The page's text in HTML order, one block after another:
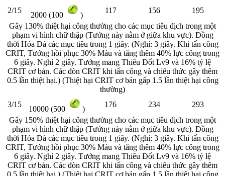
2/15
2000 (100 )
117 156
195
Gây 130% thiệt hại công thường cho các mục tiêu địch trong một
phạm vi hình chữ thập (Tướng này nằm ở giữa khu vực). Đồng
thời Hóa Đá các mục tiêu trong 1 giây. (Nghỉ: 3 giây. Khi tấn công
CRIT, Tướng hồi phục 30% Máu và tăng thêm 40% lực công trong
6 giây. Nghỉ 2 giây. Tướng mang Thiêu Đốt Lv9 và 16% tỷ lệ
CRIT cơ bản. Các đòn CRIT khi tấn công và chiêu thức gây thêm
0.5 lần thiệt hại.) (Thiệt hại CRIT cơ bản gấp 1.5 lần thiệt hại công
thường)
3/15
10000 (500 )
176 234
293
Gây 150% thiệt hại công thường cho các mục tiêu địch trong một
phạm vi hình chữ thập (Tướng này nằm ở giữa khu vực). Đồng
thời Hóa Đá các mục tiêu trong 1 giây. (Nghỉ: 3 giây. Khi tấn công
CRIT, Tướng hồi phục 30% Máu và tăng thêm 40% lực công trong
6 giây. Nghỉ 2 giây. Tướng mang Thiêu Đốt Lv9 và 16% tỷ lệ
CRIT cơ bản. Các đòn CRIT khi tấn công và chiêu thức gây thêm
0.5 lần thiệt hại.) (Thiệt hại CRIT cơ bản gấp 1.5 lần thiệt hại công